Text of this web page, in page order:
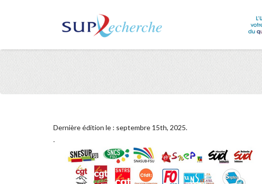
Dernière édition le : septembre 15th, 2025.
.